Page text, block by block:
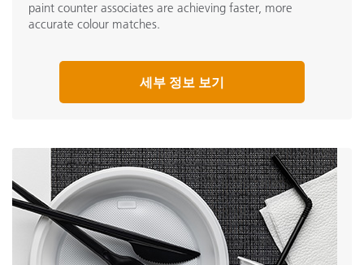
paint counter associates are achieving faster, more
accurate colour matches.
세부 정보 보기